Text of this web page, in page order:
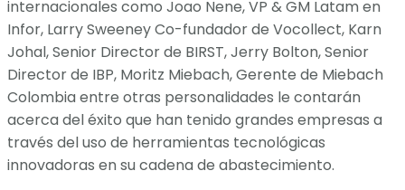
internacionales como Joao Nene, VP & GM Latam en
Infor, Larry Sweeney Co-fundador de Vocollect, Karn
Johal, Senior Director de BIRST, Jerry Bolton, Senior
Director de IBP, Moritz Miebach, Gerente de Miebach
Colombia entre otras personalidades le contarán
acerca del éxito que han tenido grandes empresas a
través del uso de herramientas tecnológicas
innovadoras en su cadena de abastecimiento.